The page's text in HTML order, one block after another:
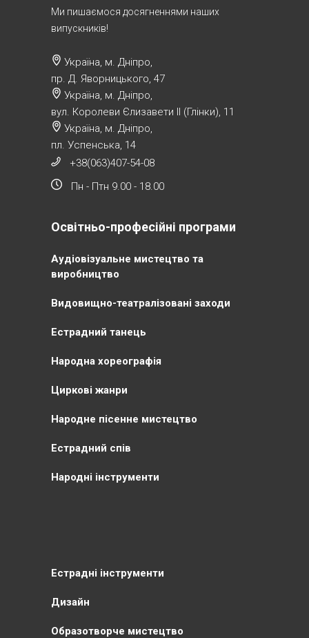
Ми пишаємося досягненнями наших
випускників!
Україна, м. Дніпро,
пр. Д. Яворницького, 47
Україна, м. Дніпро,
вул. Королеви Єлизавети ІІ (Глінки), 11
Україна, м. Дніпро,
пл. Успенська, 14
+38(063)407-54-08
Пн - Птн 9.00 - 18.00
Освітньо-професійні програми
Аудіовізуальне мистецтво та
виробництво
Видовищно-театралізовані заходи
Естрадний танець
Народна хореографія
Циркові жанри
Народне пісенне мистецтво
Естрадний спів
Народні інструменти
Естрадні інструменти
Дизайн
Образотворче мистецтво